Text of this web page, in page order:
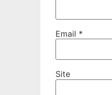
Email *
Site